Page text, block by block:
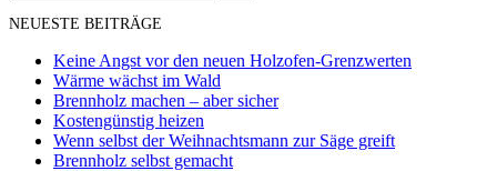
NEUESTE BEITRÄGE
Keine Angst vor den neuen Holzofen-Grenzwerten
Wärme wächst im Wald
Brennholz machen – aber sicher
Kostengünstig heizen
Wenn selbst der Weihnachtsmann zur Säge greift
Brennholz selbst gemacht